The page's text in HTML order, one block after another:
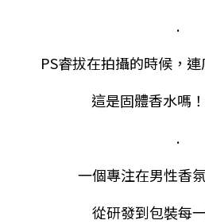
.
PS睿拔在拍攝的時候，
這是固體香水嗎
.
一個專注在男性香
從研發到包裝每